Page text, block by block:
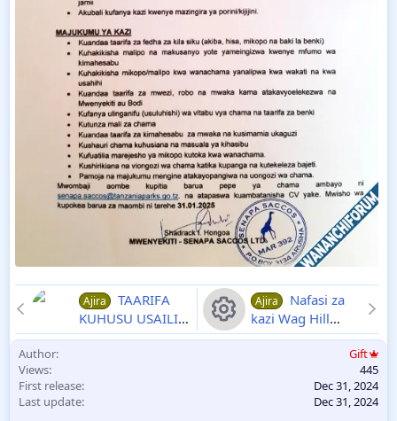
Ajira
TAARIFA
KUHUSU USAILI
WA KADA ZA
PORTAL -
UTUMISHI AJIRA
R
Ajira
Nafasi za
kazi Wag Hill
Tanzania Januari
Author
Gift
Views
445
First release
Dec 31, 2024
Last update
Dec 31, 2024